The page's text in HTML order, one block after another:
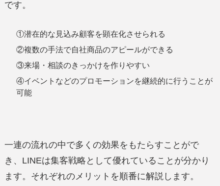
です。
①潜在的な見込み顧客を顕在化させられる
②複数の手法で自社商品のアピールができる
③来場・相談のきっかけを作りやすい
④イベントなどのプロモーションを継続的に行うことが
可能
一連の流れの中で多くの効果をもたらすことがで
き、LINEは集客戦略として優れていることが分かり
ます。それぞれのメリットを順番に解説します。